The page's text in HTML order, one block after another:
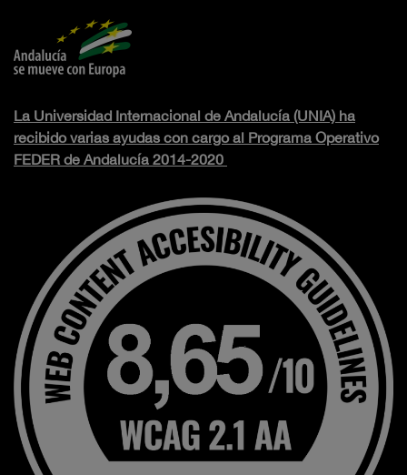
La Universidad Internacional de Andalucía (UNIA) ha
recibido varias ayudas con cargo al Programa Operativo
FEDER de Andalucía 2014-2020